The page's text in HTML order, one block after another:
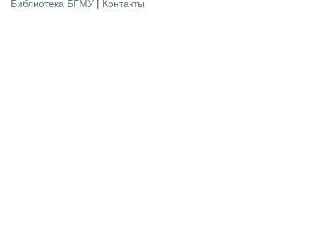
Библиотека БГМУ | Контакты